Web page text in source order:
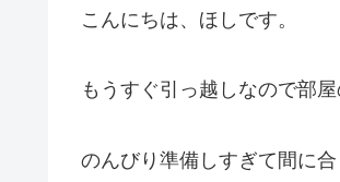
こんにちは、ほしです。
もうすぐ引っ越しなので部
のんびり準備しすぎて間に